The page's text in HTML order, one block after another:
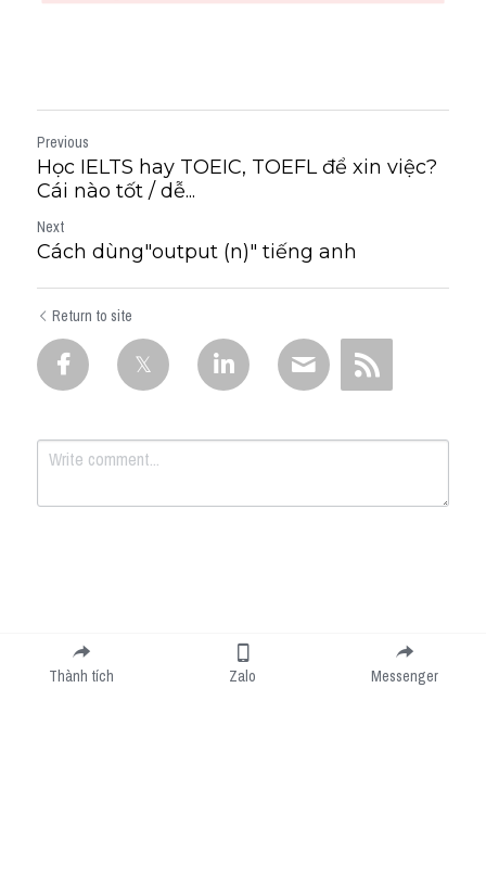
Previous
Học IELTS hay TOEIC, TOEFL để xin việc?
Cái nào tốt / dễ...
Next
Cách dùng"output (n)" tiếng anh
Return to site
Submit
Thành tích Zalo Messenger